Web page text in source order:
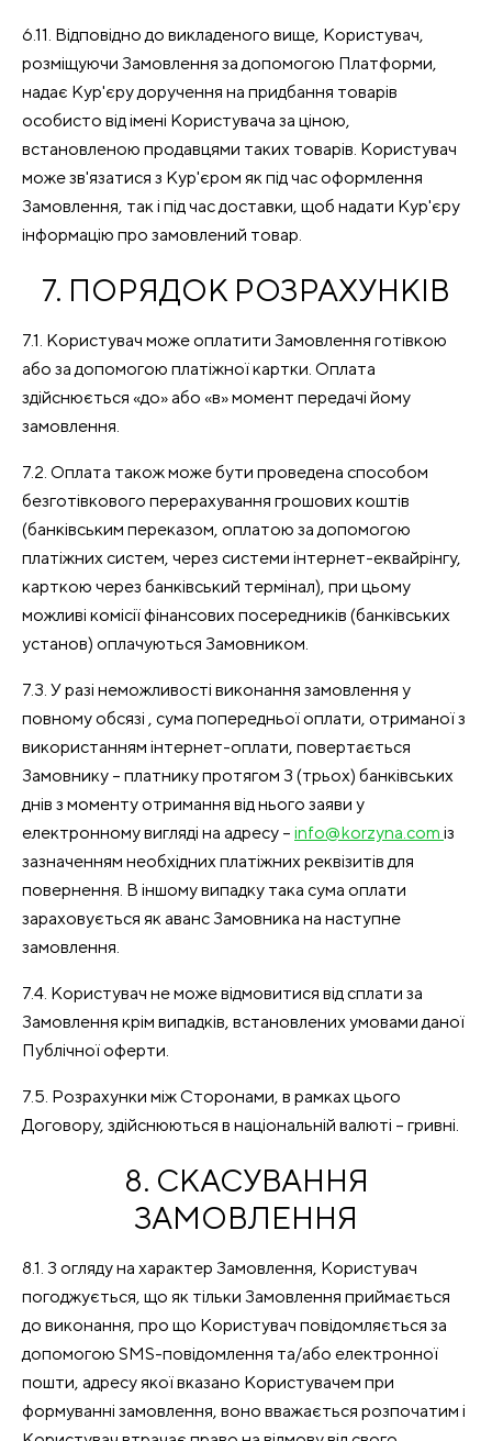
6.11. Відповідно до викладеного вище, Користувач,
розміщуючи Замовлення за допомогою Платформи,
надає Кур'єру доручення на придбання товарів
особисто від імені Користувача за ціною,
встановленою продавцями таких товарів. Користувач
може зв'язатися з Кур'єром як під час оформлення
Замовлення, так і під час доставки, щоб надати Кур'єру
інформацію про замовлений товар.
7. ПОРЯДОК РОЗРАХУНКІВ
7.1. Користувач може оплатити Замовлення готівкою
або за допомогою платіжної картки. Оплата
здійснюється «до» або «в» момент передачі йому
замовлення.
7.2. Оплата також може бути проведена способом
безготівкового перерахування грошових коштів
(банківським переказом, оплатою за допомогою
платіжних систем, через системи інтернет-еквайрінгу,
карткою через банківський термінал), при цьому
можливі комісії фінансових посередників (банківських
установ) оплачуються Замовником.
7.3. У разі неможливості виконання замовлення у
повному обсязі , сума попередньої оплати, отриманої з
використанням інтернет-оплати, повертається
Замовнику – платнику протягом 3 (трьох) банківських
днів з моменту отримання від нього заяви у
електронному вигляді на адресу – info@korzyna.com із
зазначенням необхідних платіжних реквізитів для
повернення. В іншому випадку така сума оплати
зараховується як аванс Замовника на наступне
замовлення.
7.4. Користувач не може відмовитися від сплати за
Замовлення крім випадків, встановлених умовами даної
Публічної оферти.
7.5. Розрахунки між Сторонами, в рамках цього
Договору, здійснюються в національній валюті – гривні.
8. СКАСУВАННЯ
ЗАМОВЛЕННЯ
8.1. З огляду на характер Замовлення, Користувач
погоджується, що як тільки Замовлення приймається
до виконання, про що Користувач повідомляється за
допомогою SMS-повідомлення та/або електронної
пошти, адресу якої вказано Користувачем при
формуванні замовлення, воно вважається розпочатим і